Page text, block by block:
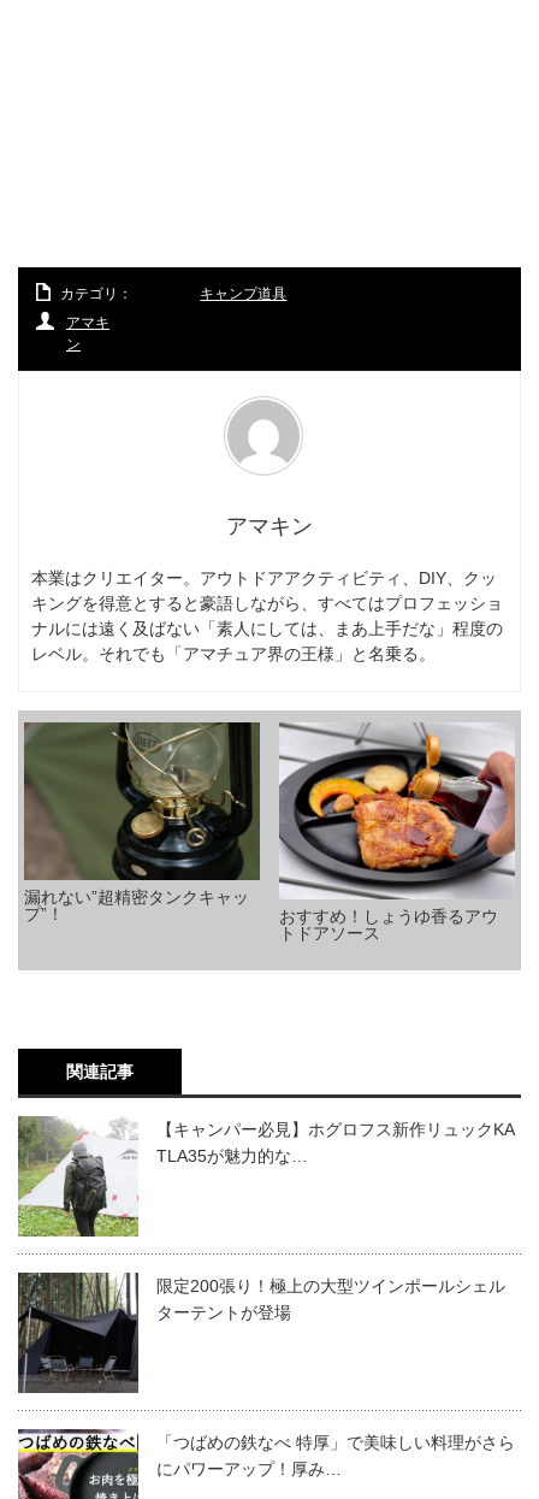
カテゴリ：
キャンプ道具
アマキ
ン
アマキン
本業はクリエイター。アウトドアアクティビティ、DIY、クッ
キングを得意とすると豪語しながら、すべてはプロフェッショ
ナルには遠く及ばない「素人にしては、まあ上手だな」程度の
レベル。それでも「アマチュア界の王様」と名乗る。
漏れない”超精密タンクキャッ
プ”！
おすすめ！しょうゆ香るアウ
トドアソース
関連記事
【キャンパー必見】ホグロフス新作リュックKA
TLA35が魅力的な…
限定200張り！極上の大型ツインポールシェル
ターテントが登場
「つばめの鉄なべ 特厚」で美味しい料理がさら
にパワーアップ！厚み…